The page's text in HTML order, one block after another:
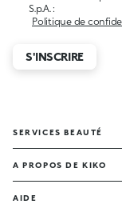
S.p.A. :
Politique de
S'INSCRIRE
SERVICES BEAUTÉ
A PROPOS DE KIKO
AIDE